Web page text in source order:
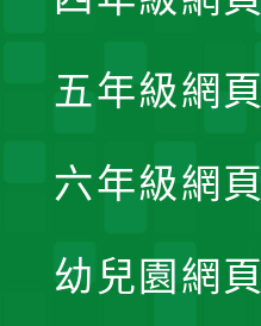
五年級網頁
六年級網頁
幼兒園網頁